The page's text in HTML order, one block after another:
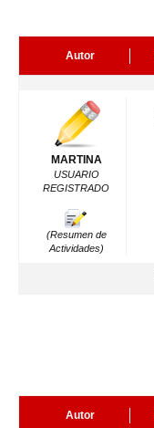
Autor
MARTINA
USUARIO
REGISTRADO
(Resumen de
Actividades)
Autor